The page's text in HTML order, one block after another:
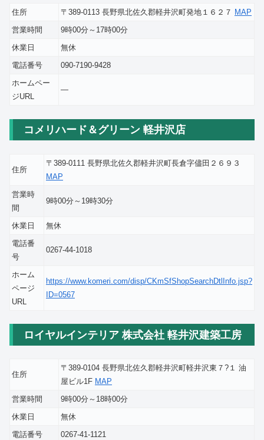
住所 〒389-0113 長野県北佐久郡軽井沢町発地１６２７ MAP
営業時間
9時00分～17時00分
休業日
無休
電話番号
090-7190-9428
ホームペー
ジURL
―
コメリハード＆グリーン 軽井沢店
住所
〒389-0111 長野県北佐久郡軽井沢町長倉字儘田２６９３
MAP
営業時
間
9時00分～19時30分
休業日
無休
電話番
号
0267-44-1018
ホーム
ページ
URL
https://www.komeri.com/disp/CKmSfShopSearchDtlInfo.jsp?
ID=0567
ロイヤルインテリア 株式会社 軽井沢建築工房
住所
〒389-0104 長野県北佐久郡軽井沢町軽井沢東７?１ 油
屋ビル1F MAP
営業時間
9時00分～18時00分
休業日
無休
電話番号
0267-41-1121